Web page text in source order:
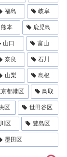
福島 岐阜
熊本 鹿児島
山口 富山
奈良 石川
山梨 島根
都港区 鳥取
区 世田谷区
区 豊島区
墨田区